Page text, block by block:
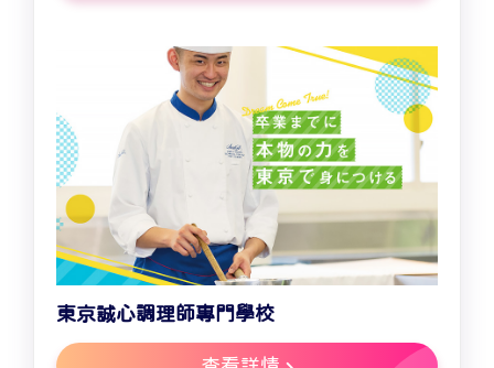
東京誠心調理師專門學校